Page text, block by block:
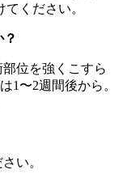
ください。
位を強くこすら
1〜2週間後から。
い。